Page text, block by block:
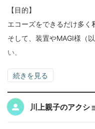
【目的】
エコーズをできるだけ多く
そして、装置やMAGI様（
い。
続きを見る
川上親子のアクシ